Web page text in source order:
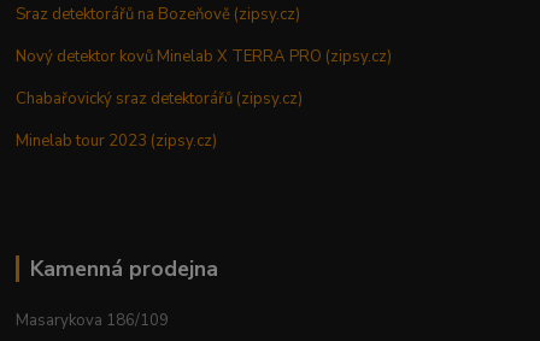
Sraz detektorářů na Bozeňově (zipsy.cz)
Nový detektor kovů Minelab X TERRA PRO (zipsy.cz)
Chabařovický sraz detektorářů (zipsy.cz)
Minelab tour 2023 (zipsy.cz)
Kamenná prodejna
Masarykova 186/109